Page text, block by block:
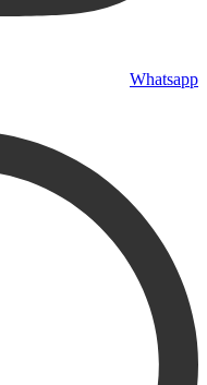
Whatsapp